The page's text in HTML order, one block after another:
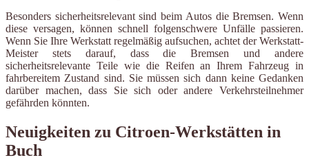
Besonders sicherheitsrelevant sind beim Autos die Bremsen. Wenn
diese versagen, können schnell folgenschwere Unfälle passieren.
Wenn Sie Ihre Werkstatt regelmäßig aufsuchen, achtet der Werkstatt-
Meister stets darauf, dass die Bremsen und andere
sicherheitsrelevante Teile wie die Reifen an Ihrem Fahrzeug in
fahrbereitem Zustand sind. Sie müssen sich dann keine Gedanken
darüber machen, dass Sie sich oder andere Verkehrsteilnehmer
gefährden könnten.
Neuigkeiten zu Citroen-Werkstätten in
Buch